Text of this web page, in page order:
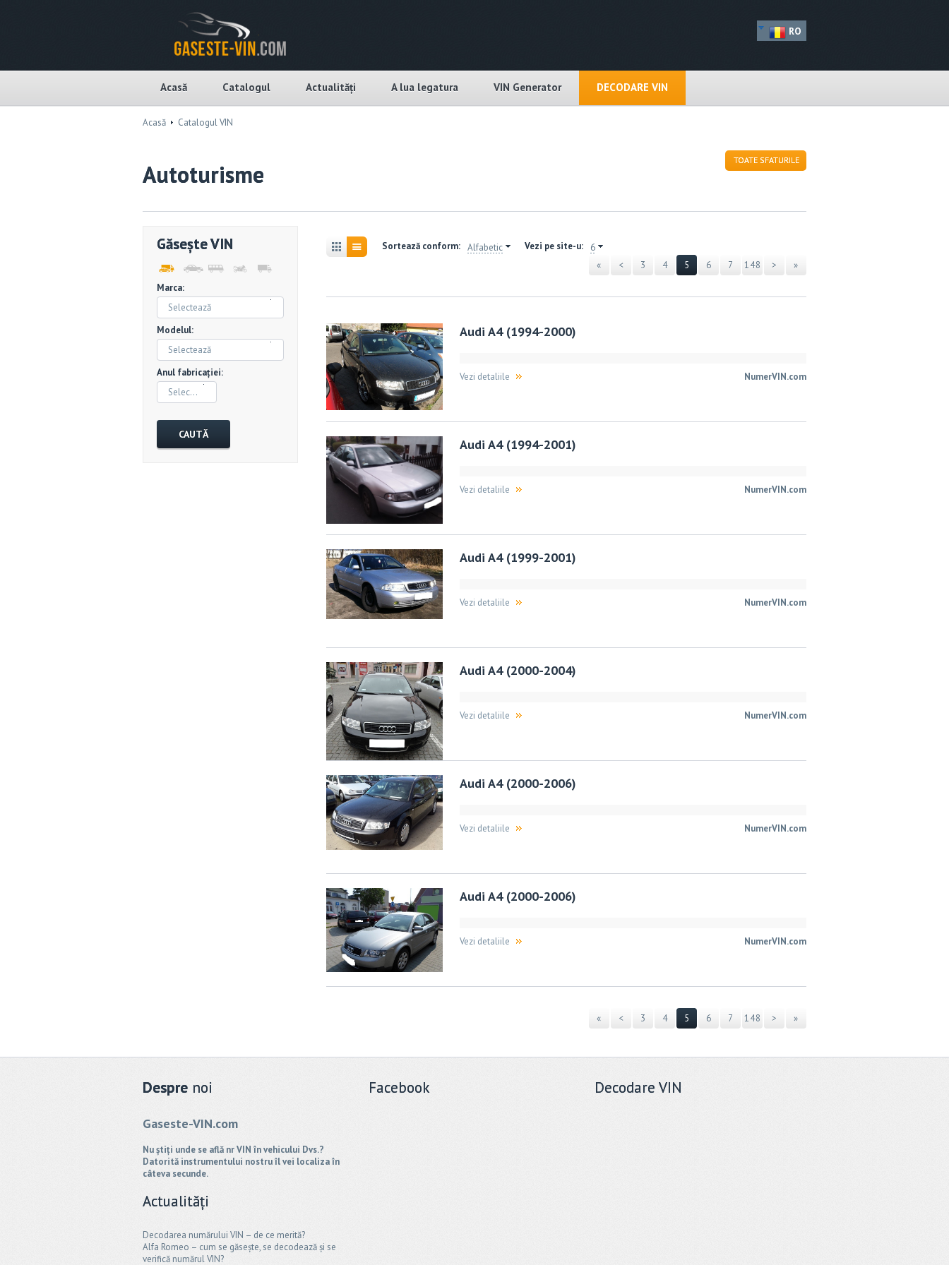
RO
Acasă Catalogul Actualități A lua legatura VIN Generator DECODARE VIN
Acasă Catalogul VIN
TOATE SFATURILE
Autoturisme
Găsește VIN
Marca:
Selectează
Modelul:
Selectează
Anul fabricației:
Selectează
Sortează conform: Alfabetic Vezi pe site-u:
6
«
< 3 4 5 6 7 148 > »
Audi A4 (1994-2000)
NumerVIN.com
Vezi detaliile
Audi A4 (1994-2001)
NumerVIN.com
Vezi detaliile
Audi A4 (1999-2001)
NumerVIN.com
Vezi detaliile
Audi A4 (2000-2004)
NumerVIN.com
Vezi detaliile
Audi A4 (2000-2006)
NumerVIN.com
Vezi detaliile
Audi A4 (2000-2006)
NumerVIN.com
Vezi detaliile
« < 3 4 5 6 7 148 > »
Despre noi
Gaseste-VIN.com
Nu știți unde se află nr VIN în vehicului Dvs.?
Datorită instrumentului nostru îl vei localiza în
câteva secunde.
Actualități
Decodarea numărului VIN – de ce merită?
Alfa Romeo – cum se găsește, se decodează și se
verifică numărul VIN?
Facebook Decodare VIN